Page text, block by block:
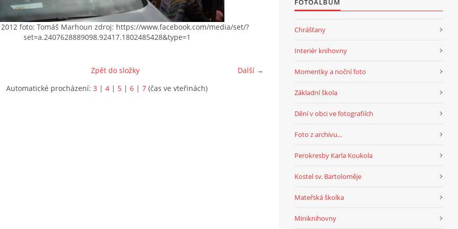
foto: Tomáš Marhoun zdroj: https://www.facebook.com/media/set/?
set=a.2407628889098.92417.1802485428&type=1
Další →
Zpět do složky
Automatické procházení: 3 | 4 | 5 | 6 | 7 (čas ve vteřinách)
Chrášťany
Interiér knihovny
Momentky a noční foto
Základní škola
Dění v obci ve fotografiích
Foto z archivu...
Perokresby Karla Koukola
Kostel sv. Bartoloměje
Mateřská školka
Miniknihovny